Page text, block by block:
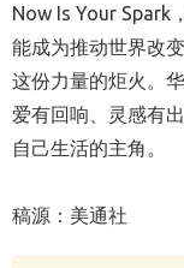
Now Is Your Spark
能成为推动世界改
这份力量的炬火。
爱有回响、灵感有
自己生活的主角。
稿源：美通社